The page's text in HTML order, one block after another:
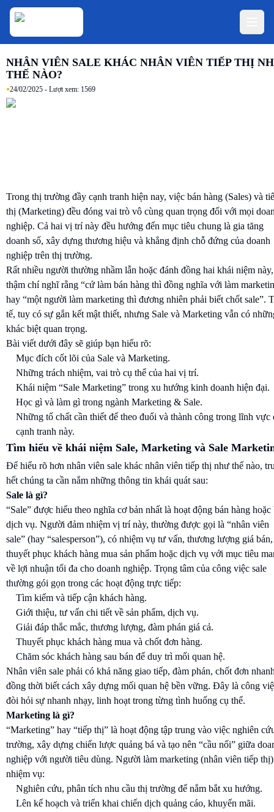
NHÂN VIÊN SALE KHÁC NHÂN VIÊN TIẾP THỊ
THẾ NÀO?
•24/02/2025 - Lượt xem: 1569
Trong thị trường đầy cạnh tranh hiện nay, việc bán hàng (Sales) và
thị (Marketing) đều đóng vai trò vô cùng quan trọng đối với mọi
nghiệp. Cả hai vị trí này đều hướng đến mục tiêu chung là gia tăng
doanh số, xây dựng thương hiệu và khẳng định chỗ đứng của doanh
nghiệp trên thị trường.
Rất nhiều người thường nhầm lẫn hoặc đánh đồng hai khái niệm này,
thậm chí nghĩ rằng “cứ làm bán hàng thì đồng nghĩa với làm
hay “một người làm marketing thì đương nhiên phải biết chốt sale”.
tế, tuy có sự gắn kết mật thiết, nhưng Sale và Marketing vẫn có
khác biệt quan trọng.
Bài viết dưới đây sẽ giúp bạn hiểu rõ:
Mục đích cốt lõi của Sale và Marketing.
Những trách nhiệm, vai trò cụ thể của hai vị trí.
Khái niệm “Sale Marketing” trong xu hướng kinh doanh hiện đại.
Học gì và làm gì trong ngành Marketing & Sale.
Những tố chất cần thiết để theo đuổi và thành công trong lĩnh vực
cạnh tranh này.
Tìm hiểu về khái niệm Sale, Marketing và Sale
Để hiểu rõ hơn nhân viên sale khác nhân viên tiếp thị như thế nào,
hết chúng ta cần nắm những thông tin khái quát sau:
Sale là gì?
“Sale” được hiểu theo nghĩa cơ bản nhất là hoạt động bán hàng hoặc
dịch vụ. Người đảm nhiệm vị trí này, thường được gọi là “nhân viên
sale” (hay “salesperson”), có nhiệm vụ tư vấn, thương lượng giá bán,
thuyết phục khách hàng mua sản phẩm hoặc dịch vụ với mục tiêu
về lợi nhuận tối đa cho doanh nghiệp. Trọng tâm của công việc sale
thường gói gọn trong các hoạt động trực tiếp:
Tìm kiếm và tiếp cận khách hàng.
Giới thiệu, tư vấn chi tiết về sản phẩm, dịch vụ.
Giải đáp thắc mắc, thương lượng, đàm phán giá cả.
Thuyết phục khách hàng mua và chốt đơn hàng.
Chăm sóc khách hàng sau bán để duy trì mối quan hệ.
Nhân viên sale phải có khả năng giao tiếp, đàm phán, chốt đơn
đồng thời biết cách xây dựng mối quan hệ bền vững. Đây là công
đòi hỏi sự nhanh nhạy, linh hoạt trong từng tình huống cụ thể.
Marketing là gì?
“Marketing” hay “tiếp thị” là hoạt động tập trung vào việc nghiên
trường, xây dựng chiến lược quảng bá và tạo nên “cầu nối” giữa
nghiệp với người tiêu dùng. Người làm marketing (nhân viên tiếp
nhiệm vụ:
Nghiên cứu, phân tích nhu cầu thị trường để nắm bắt xu hướng.
Lên kế hoạch và triển khai chiến dịch quảng cáo, khuyến mãi.